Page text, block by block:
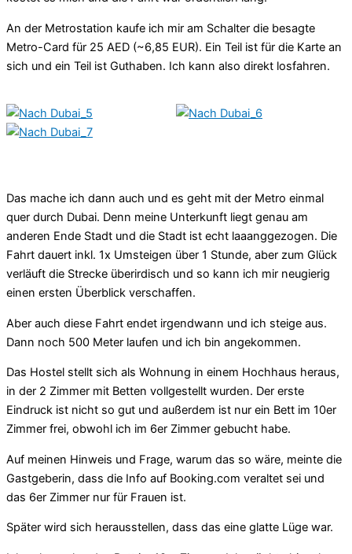
An der Metrostation kaufe ich mir am Schalter die besagte
Metro-Card für 25 AED (~6,85 EUR). Ein Teil ist für die Karte an
sich und ein Teil ist Guthaben. Ich kann also direkt losfahren.
Das mache ich dann auch und es geht mit der Metro einmal
quer durch Dubai. Denn meine Unterkunft liegt genau am
anderen Ende Stadt und die Stadt ist echt laaanggezogen. Die
Fahrt dauert inkl. 1x Umsteigen über 1 Stunde, aber zum Glück
verläuft die Strecke überirdisch und so kann ich mir neugierig
einen ersten Überblick verschaffen.
Aber auch diese Fahrt endet irgendwann und ich steige aus.
Dann noch 500 Meter laufen und ich bin angekommen.
Das Hostel stellt sich als Wohnung in einem Hochhaus heraus,
in der 2 Zimmer mit Betten vollgestellt wurden. Der erste
Eindruck ist nicht so gut und außerdem ist nur ein Bett im 10er
Zimmer frei, obwohl ich im 6er Zimmer gebucht habe.
Auf meinen Hinweis und Frage, warum das so wäre, meinte die
Gastgeberin, dass die Info auf Booking.com veraltet sei und
das 6er Zimmer nur für Frauen ist.
Später wird sich herausstellen, dass das eine glatte Lüge war.